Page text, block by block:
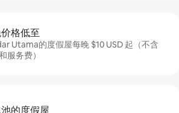
格低至
Utama的度假屋每晚 $10 USD 起（不含
服务费）
的度假屋